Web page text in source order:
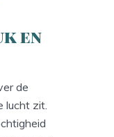
en
de
lucht zit.